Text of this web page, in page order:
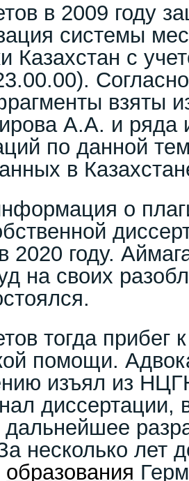
в 2009 году
системы
Казахстан с
взяты
А.А. и ряда
по данной
в
о
году.
на своих
тогда прибег
помощи.
изъял из
дальнейшее
несколько лет
образования